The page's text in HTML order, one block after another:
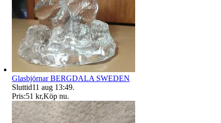
Glasbjörnar BERGDALA SWEDEN
Sluttid11 aug 13:49.
Pris:51 kr,Köp nu.